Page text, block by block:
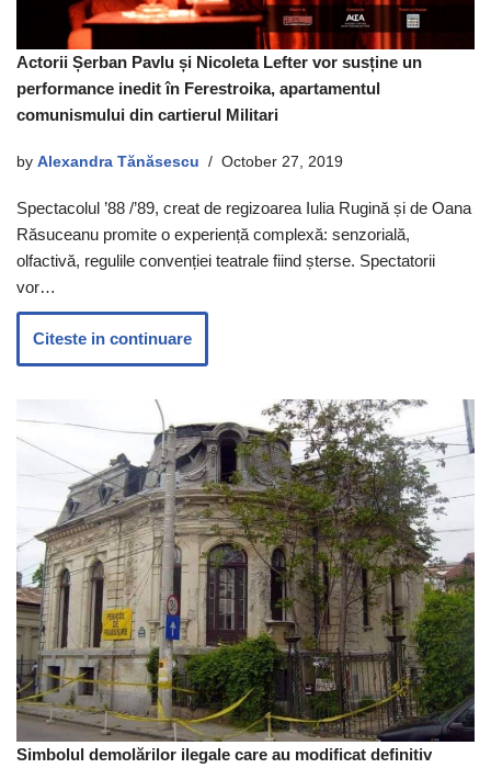
Actorii Șerban Pavlu și Nicoleta Lefter vor susține un
performance inedit în Ferestroika, apartamentul
comunismului din cartierul Militari
by Alexandra Tănăsescu October 27, 2019
Spectacolul ’88 /’89, creat de regizoarea Iulia Rugină și de Oana
Răsuceanu promite o experiență complexă: senzorială,
olfactivă, regulile convenției teatrale fiind șterse. Spectatorii
vor…
Citeste in continuare
Simbolul demolărilor ilegale care au modificat definitiv